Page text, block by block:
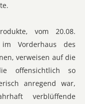
vom 20.08.
Vorderhaus des
verweisen auf die
offensichtlich so
anregend war,
verblüffende